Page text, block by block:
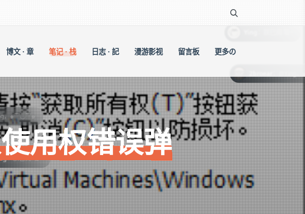
博文 · 章 笔记 · 栈 日志 · 記 漫游影视 留言板 更多の
用权错误弹